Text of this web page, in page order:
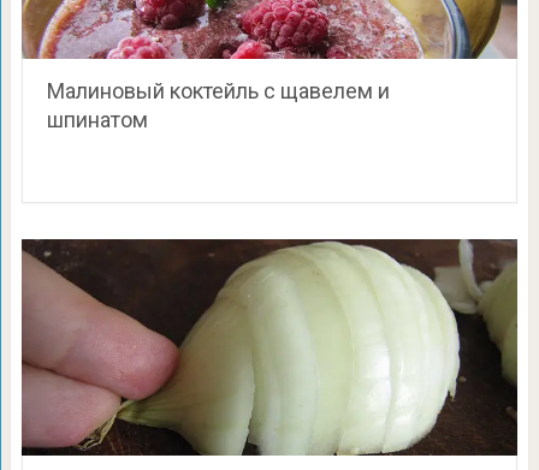
Малиновый коктейль с щавелем и
шпинатом